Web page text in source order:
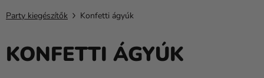
Kanekalon
Hélium
és
Party kiegészítők Konfetti ágyúk
KONFETTI ÁGYÚK